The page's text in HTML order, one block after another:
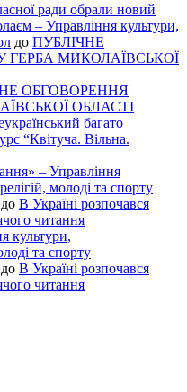
ради обрали новий
– Управління культури,
до ПУБЛІЧНЕ
МИКОЛАЇВСЬКОЇ
ОБГОВОРЕННЯ
ОБЛАСТІ
багато
“Квітуча. Вільна.
– Управління
молоді та спорту
до В Україні розпочався
читання
культури,
та спорту
до В Україні розпочався
читання